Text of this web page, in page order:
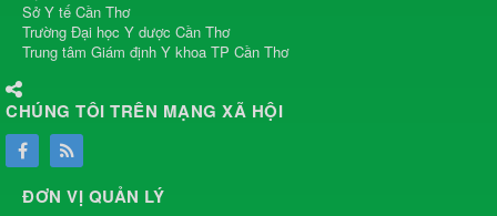
Sở Y tế Cần Thơ
Trường Đại học Y dược Cần Thơ
Trung tâm Giám định Y khoa TP Cần Thơ
CHÚNG TÔI TRÊN MẠNG XÃ HỘI
ĐƠN VỊ QUẢN LÝ